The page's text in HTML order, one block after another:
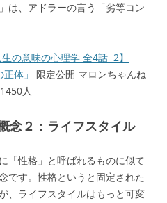
は、アドラーの言う「劣等コン
の意味の心理学 全4話−2】
体」
限定公開 マロンちゃんね
人
念２：ライフスタイル
「性格」と呼ばれるものに似て
です。性格というと固定された
、ライフスタイルはもっと可変